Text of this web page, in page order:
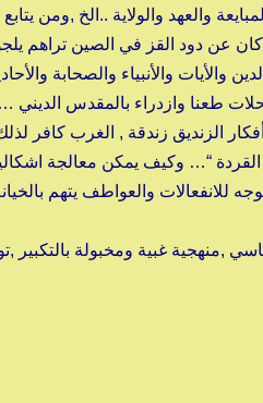
والعهد والولاية ..الخ ,ومن
عن دود القز في الصين تراهم
والأيات والأنبياء والصحابة
طعنا وازدراء بالمقدس الديني
الزنديق زندقة , الغرب كافر
القردة “… وكيف يمكن معالجة
للانفعالات والعواطف يتهم
,منهجية غبية ومخبولة